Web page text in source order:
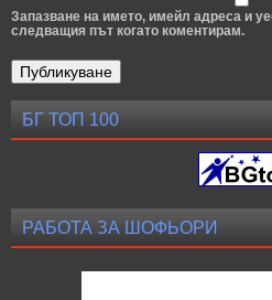
Запазване на името, имейл адреса и
следващия път когато коментирам.
БГ ТОП 100
РАБОТА ЗА ШОФЬОРИ